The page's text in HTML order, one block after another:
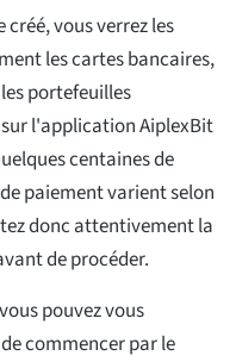
vous verrez les
les cartes bancaires,
portefeuilles
l'application AiplexBit
centaines de
paiement varient selon
donc attentivement la
de procéder.
pouvez vous
commencer par le